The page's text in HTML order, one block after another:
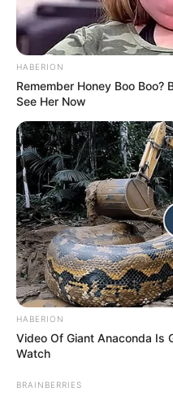
rendezik.
HABERION
Remember Honey Boo Boo?
See Her Now
HABERION
Video Of Giant Anaconda Is
Watch
BRAINBERRIES